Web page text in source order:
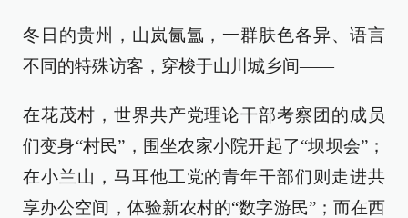
冬日的贵州，山岚氤氲，一群肤色各异、语言
不同的特殊访客，穿梭于山川城乡间——
在花茂村，世界共产党理论干部考察团的成员
们变身“村民”，围坐农家小院开起了“坝坝会”；
在小兰山，马耳他工党的青年干部们则走进共
享办公空间，体验新农村的“数字游民”；而在西